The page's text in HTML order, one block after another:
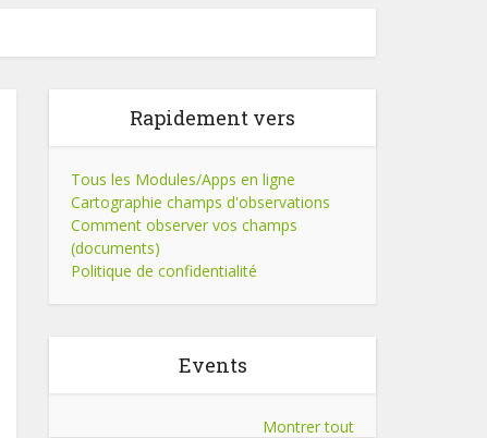
Rapidement vers
Tous les Modules/Apps en ligne
Cartographie champs d'observations
Comment observer vos champs
(documents)
Politique de confidentialité
Events
Montrer tout